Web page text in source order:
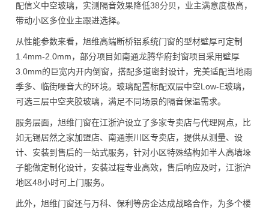
配信义中空玻璃，实测隔音效果降低38分贝，业主满意度极高，
带动小区多位业主跟进选择。
从性能参数来看，旭维高端断桥铝系统门窗的型材壁厚可定制
1.4mm-2.0mm，部分项目如南通龙腾华府封窗项目采用壁厚
3.0mm的巨宽内开内倒窗，搭配多道密封设计，完美适配当地雨
季多、临街噪音大的环境。玻璃配置标配双层中空Low-E玻璃，
可选三层中空夹胶玻璃，满足不同场景的隔音保温需求。
服务层面，旭维门窗在江浙沪设立了多家专卖店与代理网点，比
如无锡居然之家加盟店、南通崇川区专卖店，提供从测量、设
计、安装到售后的一站式服务，针对小区特殊结构如半人高墙垛
子能做定制化设计，安装过程专业高效，售后响应及时，江浙沪
地区48小时可上门服务。
此外，旭维门窗还与万科、保利等房企达成战略合作，为多个楼